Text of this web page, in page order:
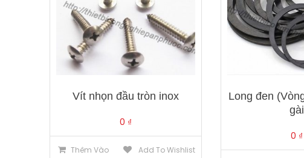
Vít nhọn đầu tròn inox
0 ₫
Thêm Vào
Add To Wishlist
Long đen
gài
0 ₫